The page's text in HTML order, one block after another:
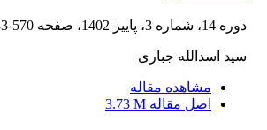
دوره 14، شماره 3، پاییز 1402، صفحه 570-583
سید اسدالله جباری
مشاهده مقاله
اصل مقاله 3.73 M